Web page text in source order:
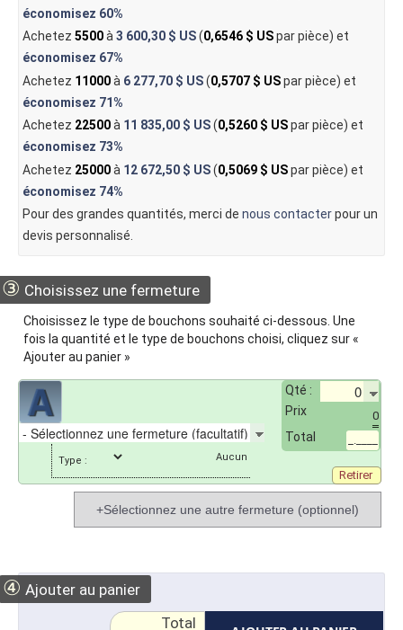
économisez 60%
Achetez 5500à3 600,30 $ US(0,6546 $ USpar pièce) et
économisez 67%
Achetez 11000à 6 277,70 $ US(0,5707 $ USpar pièce) et
économisez 71%
Achetez 22500à 11 835,00 $ US(0,5260 $ USpar pièce) et
économisez 73%
Achetez 25000à 12 672,50 $ US(0,5069 $ USpar pièce) et
économisez 74%
Pour des grandes quantités, merci de nous contacterpour un
devis personnalisé.
③ Choisissez une fermeture
Choisissez le type de bouchons souhaité ci-dessous. Une
fois la quantité et le type de bouchons choisi, cliquez sur «
Ajouter au panier »
Qté :
Prix
0
Total _.____
Type :
Retirer
+Sélectionnez une autre fermeture (optionnel)
④ Ajouter au panier
Total